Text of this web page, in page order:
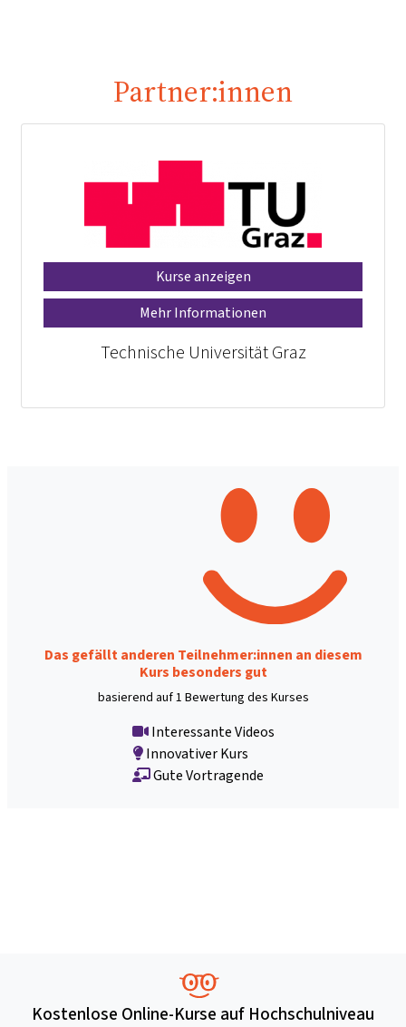
Partner:innen
Kurse anzeigen
Mehr Informationen
Technische Universität Graz
Das gefällt anderen Teilnehmer:innen an diesem
Kurs besonders gut
basierend auf 1 Bewertung des Kurses
Interessante Videos
Innovativer Kurs
Gute Vortragende
Kostenlose Online-Kurse auf Hochschulniveau